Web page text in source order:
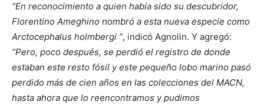
“En reconocimiento a quien había sido su descubridor,
Florentino Ameghino nombró a esta nueva especie como
Arctocephalus holmbergi ”, indicó Agnolin. Y agregó:
“Pero, poco después, se perdió el registro de donde
estaban este resto fósil y este pequeño lobo marino pasó
perdido más de cien años en las colecciones del MACN,
hasta ahora que lo reencontramos y pudimos